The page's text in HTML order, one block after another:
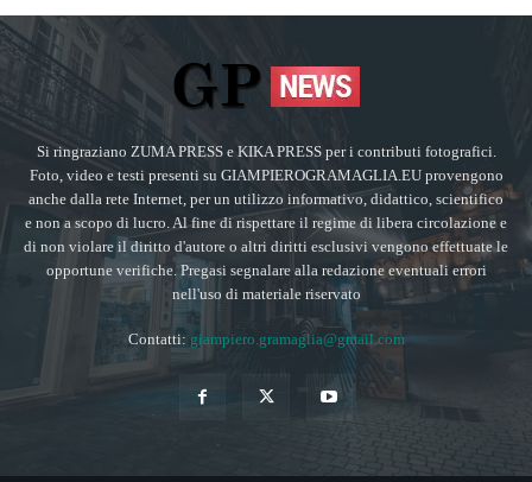
Si ringraziano ZUMA PRESS e KIKA PRESS per i contributi fotografici.
Foto, video e testi presenti su GIAMPIEROGRAMAGLIA.EU provengono
anche dalla rete Internet, per un utilizzo informativo, didattico, scientifico
e non a scopo di lucro. Al fine di rispettare il regime di libera circolazione e
di non violare il diritto d'autore o altri diritti esclusivi vengono effettuate le
opportune verifiche. Pregasi segnalare alla redazione eventuali errori
nell'uso di materiale riservato
Contatti: giampiero.gramaglia@gmail.com